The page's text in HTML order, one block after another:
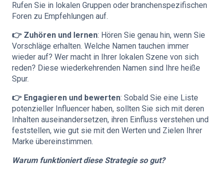
Rufen Sie in lokalen Gruppen oder branchenspezifischen
Foren zu Empfehlungen auf.
👉 Zuhören und lernen: Hören Sie genau hin, wenn Sie
Vorschläge erhalten. Welche Namen tauchen immer
wieder auf? Wer macht in Ihrer lokalen Szene von sich
reden? Diese wiederkehrenden Namen sind Ihre heiße
Spur.
👉 Engagieren und bewerten: Sobald Sie eine Liste
potenzieller Influencer haben, sollten Sie sich mit deren
Inhalten auseinandersetzen, ihren Einfluss verstehen und
feststellen, wie gut sie mit den Werten und Zielen Ihrer
Marke übereinstimmen.
Warum funktioniert diese Strategie so gut?